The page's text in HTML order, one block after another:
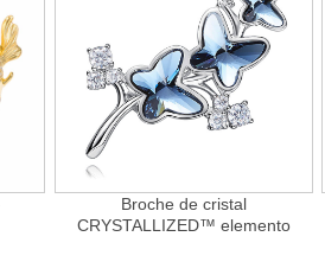
Broche de cristal
CRYSTALLIZED™ elemento